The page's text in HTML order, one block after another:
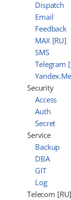
Dispatch
Email
Feedback
MAX [RU]
SMS
Telegram
Security
Access
Auth
Secret
Service
Backup
DBA
GIT
Log
Telecom [RU]